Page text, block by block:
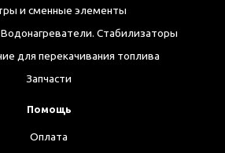
и сменные элементы
Стабилизаторы
для перекачивания топлива
Запчасти
Помощь
Оплата